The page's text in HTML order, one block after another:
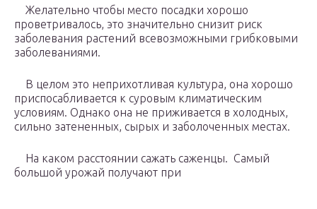
Желательно чтобы место посадки хорошо
проветривалось, это значительно снизит риск
заболевания растений всевозможными грибковыми
заболеваниями.
В целом это неприхотливая культура, она хорошо
приспосабливается к суровым климатическим
условиям. Однако она не приживается в холодных,
сильно затененных, сырых и заболоченных местах.
На каком расстоянии сажать саженцы. Самый
большой урожай получают при